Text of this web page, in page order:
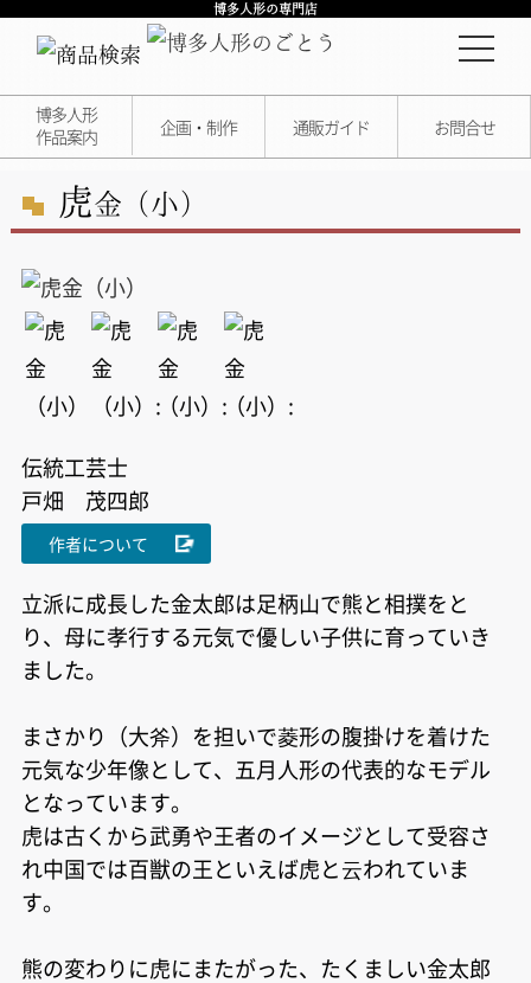
博多人形の専門店
博多人形
作品案内
企画・制作 通販ガイド お問合せ
虎金（小）
伝統工芸士
戸畑 茂四郎
作者について
立派に成長した金太郎は足柄山で熊と相撲をと
り、母に孝行する元気で優しい子供に育っていき
ました。
まさかり（大斧）を担いで菱形の腹掛けを着けた
元気な少年像として、五月人形の代表的なモデル
となっています。
虎は古くから武勇や王者のイメージとして受容さ
れ中国では百獣の王といえば虎と云われていま
す。
熊の変わりに虎にまたがった、たくましい金太郎